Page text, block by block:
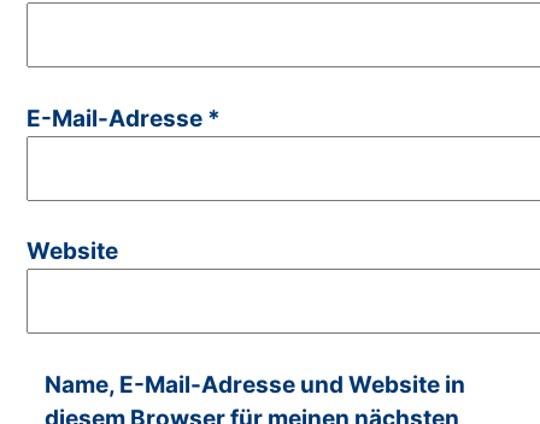
E-Mail-Adresse *
Website
Name, E-Mail-Adresse und Website in
diesem Browser für meinen nächsten